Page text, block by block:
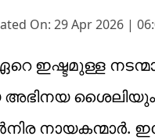
On: 29 Apr 2026 |
ഇഷ്ടമുള്ള
ശൈലിയും
നായകന്മാർ.